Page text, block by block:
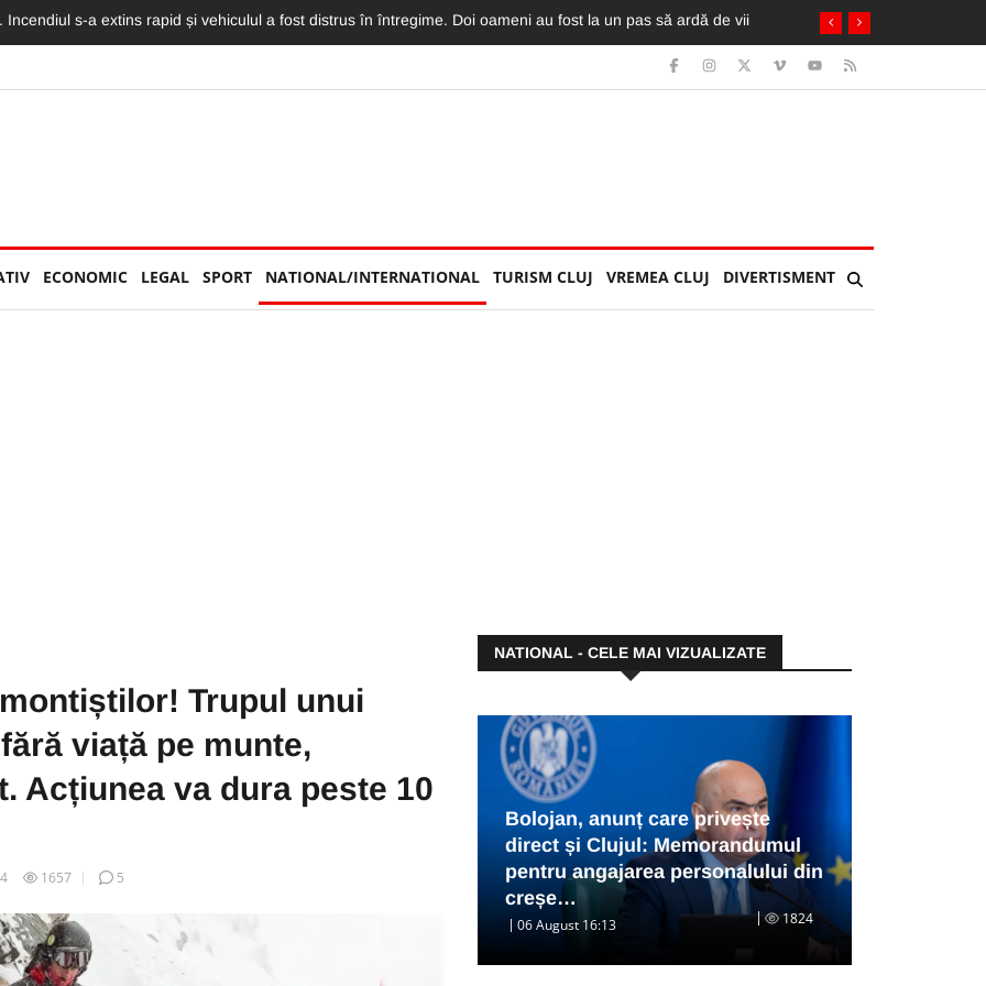
Pasagera din taxiul implicat în impactul cu o mașină a fost rănită. A fost extrasă de pompieri din taxi
ECONOMIC LEGAL SPORT NATIONAL/INTERNATIONAL TURISM CLUJ VREMEA CLUJ DIVERTISMENT
Trupul unui
viață pe munte,
Acțiunea va dura peste 10
1657 5
NATIONAL - CELE MAI VIZUALIZATE
Bolojan, anunț care privește
direct și Clujul: Memorandumul
pentru angajarea personalului din
creșe…
06 August 16:13 1824